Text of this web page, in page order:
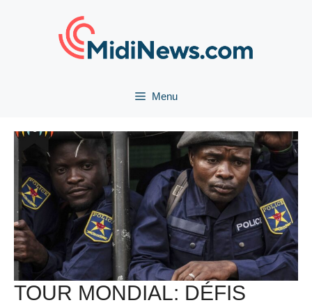
Menu
TOUR MONDIAL: DÉFIS